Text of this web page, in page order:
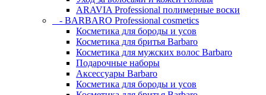
ARAVIA Professional полимерные воски
- BARBARO Professional cosmetics
Косметика для бороды и усов
Косметика для бритья Barbaro
Косметика для мужских волос Barbaro
Подарочные наборы
Аксессуары Barbaro
Косметика для бороды и усов